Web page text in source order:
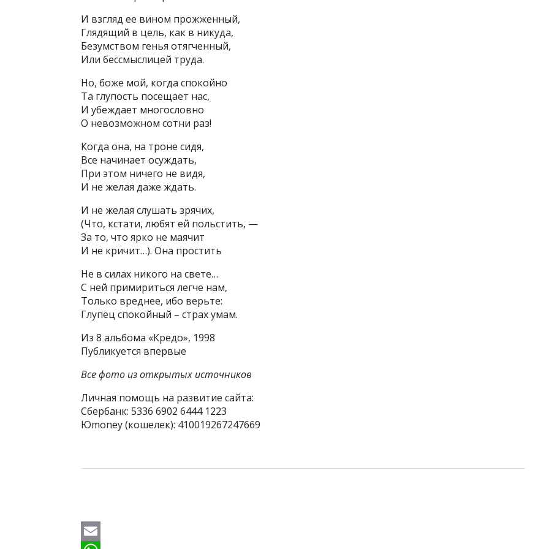
И взгляд ее вином прожженный,
Глядящий в цель, как в никуда,
Безумством генья отягченный,
Или бессмыслицей труда.
Но, боже мой, когда спокойно
Та глупость посещает нас,
И убеждает многословно
О невозможном сотни раз!
Когда она, на троне сидя,
Все начинает осуждать,
При этом ничего не видя,
И не желая даже ждать.
И не желая слушать зрячих,
(Что, кстати, любят ей польстить, —
За то, что ярко не маячит
И не кричит…). Она простить
Не в силах никого на свете…
С ней примириться легче нам,
Только вреднее, ибо верьте:
Глупец спокойный – страх умам.
Из 8 альбома «Кредо», 1998
Публикуется впервые
Все фото из открытых источников
Личная помощь на развитие сайта:
Сбербанк: 5336 6902 6444 1223
Юmoney (кошелек): 410019267247669